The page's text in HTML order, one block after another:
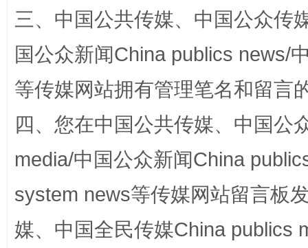
国家大学科技园优化重塑工作
三、中国公共传媒、中国公众传
国公众新闻China publics news/
等传媒网站拥有管理笔名和留言
四、您在中国公共传媒、中国公
media/中国公众新闻China
system news等传媒网站留言板
媒、中国全民传媒China publics